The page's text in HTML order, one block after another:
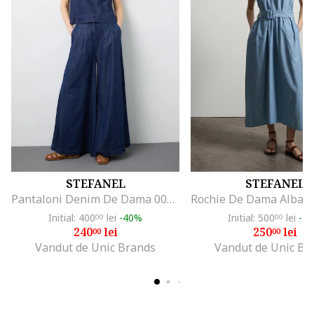
STEFANEL
Pantaloni Denim De Dama 003570227
Initial: 40000 lei -40%
24000lei
Vandut de Unic Brands
STEFANEL
Initial: 50000 lei -
25000lei
Vandut de Unic